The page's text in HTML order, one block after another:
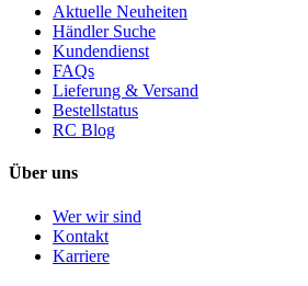
Aktuelle Neuheiten
Händler Suche
Kundendienst
FAQs
Lieferung & Versand
Bestellstatus
RC Blog
Über uns
Wer wir sind
Kontakt
Karriere